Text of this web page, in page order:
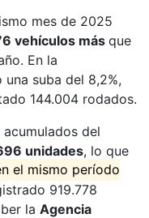
mes de 2025
vehículos más que
En la
suba del 8,2%,
144.004 rodados.
del
unidades, lo que
el mismo período
919.778
la Agencia